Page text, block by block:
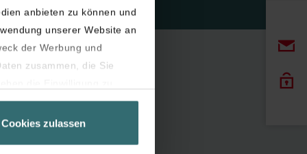
anbieten zu können und
unserer Website an
der Werbung und
zusammen, die Sie
unbedingt notwendig
Cookies zulassen